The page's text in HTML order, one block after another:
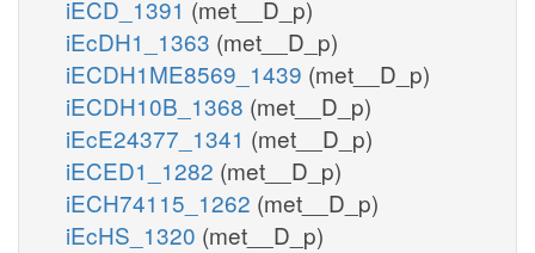
iECD_1391 (met__D_p)
iEcDH1_1363 (met__D_p)
iECDH1ME8569_1439 (met__D_p)
iECDH10B_1368 (met__D_p)
iEcE24377_1341 (met__D_p)
iECED1_1282 (met__D_p)
iECH74115_1262 (met__D_p)
iEcHS_1320 (met__D_p)